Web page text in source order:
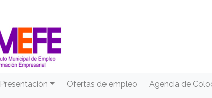
Presentación Ofertas de empleo Agencia de